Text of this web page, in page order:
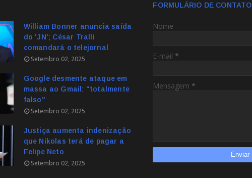
William Bonner anuncia saída
do 'JN'; César Tralli
comandará o telejornal
Setembro 02, 2025
Google desmente ataque em
massa ao Gmail: "totalmente
falso"
Setembro 02, 2025
Justiça aumenta indenização
que Nikolas terá de pagar a
Felipe Neto
Setembro 02, 2025
FORMULÁRIO DE CONTATO
Nome
E-mail *
Mensagem *